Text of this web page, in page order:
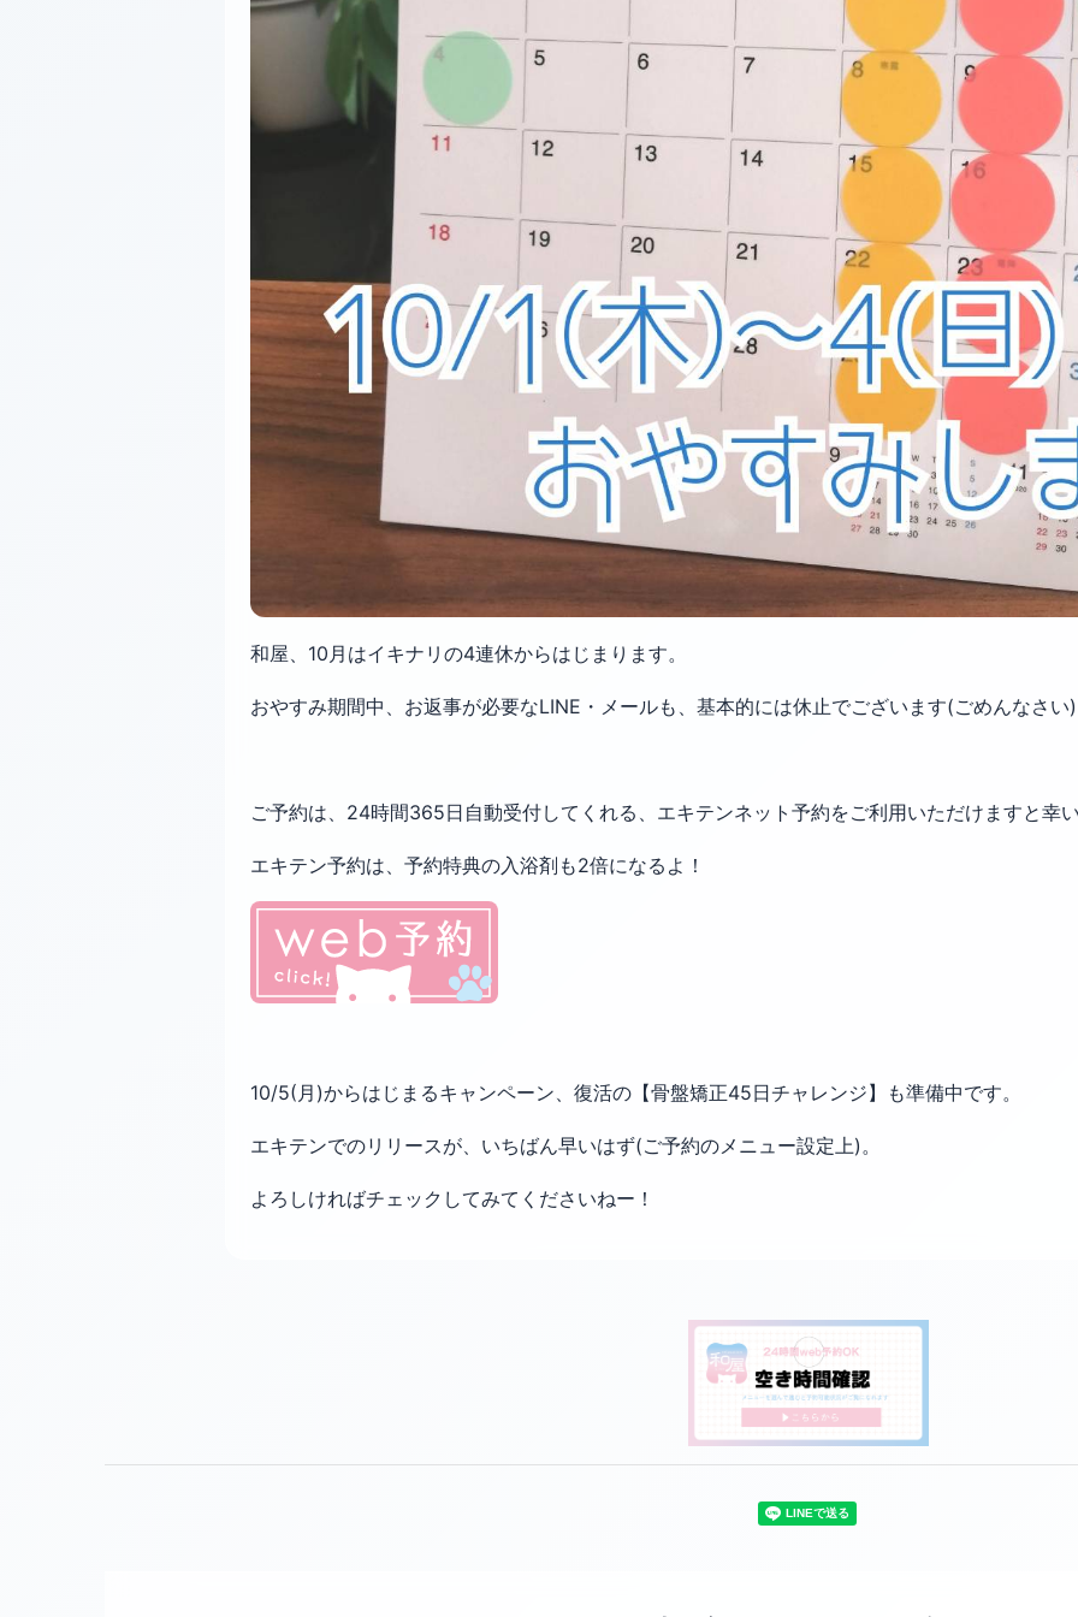
和屋、10月はイキナリの4連休からはじまります。
おやすみ期間中、お返事が必要なLINE・メールも、基本的には休止でございます(ごめんなさい
ご予約は、24時間365日自動受付してくれる、エキテンネット予約をご利用いただけますと幸
エキテン予約は、予約特典の入浴剤も2倍になるよ！
10/5(月)からはじまるキャンペーン、復活の【骨盤矯正45日チャレンジ】も準備中です。
エキテンでのリリースが、いちばん早いはず(ご予約のメニュー設定上)。
よろしければチェックしてみてくださいねー！